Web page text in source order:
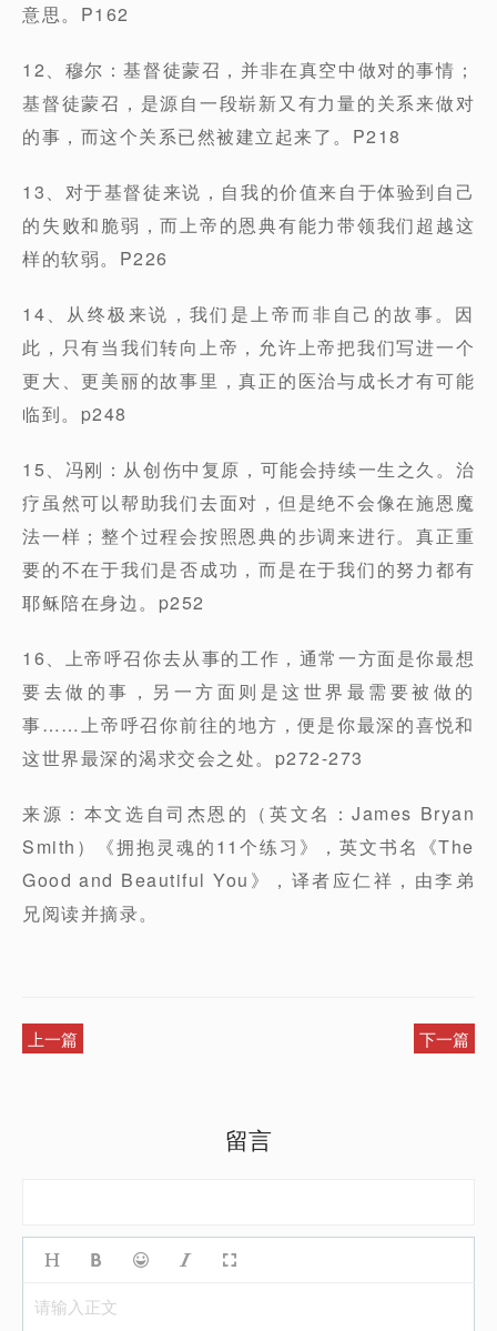
意思。P162
12、穆尔：基督徒蒙召，并非在真空中做对的事情；
基督徒蒙召，是源自一段崭新又有力量的关系来做对
的事，而这个关系已然被建立起来了。P218
13、对于基督徒来说，自我的价值来自于体验到自己
的失败和脆弱，而上帝的恩典有能力带领我们超越这
样的软弱。P226
14、从终极来说，我们是上帝而非自己的故事。因
此，只有当我们转向上帝，允许上帝把我们写进一个
更大、更美丽的故事里，真正的医治与成长才有可能
临到。p248
15、冯刚：从创伤中复原，可能会持续一生之久。治
疗虽然可以帮助我们去面对，但是绝不会像在施恩魔
法一样；整个过程会按照恩典的步调来进行。真正重
要的不在于我们是否成功，而是在于我们的努力都有
耶稣陪在身边。p252
16、上帝呼召你去从事的工作，通常一方面是你最想
要去做的事，另一方面则是这世界最需要被做的
事……上帝呼召你前往的地方，便是你最深的喜悦和
这世界最深的渴求交会之处。p272-273
来源：本文选自司杰恩的（英文名：James Bryan
Smith）《拥抱灵魂的11个练习》，英文书名《The
Good and Beautiful You》，译者应仁祥，由李弟
兄阅读并摘录。
上一篇 下一篇
留言
请输入正文